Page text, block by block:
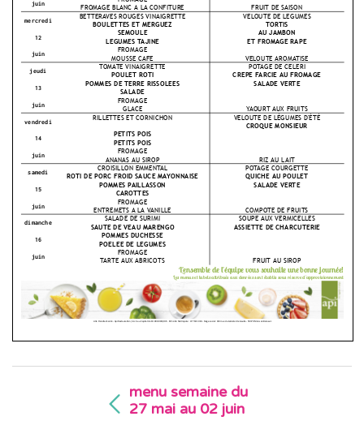
menu semaine du
27 mai au 02 juin